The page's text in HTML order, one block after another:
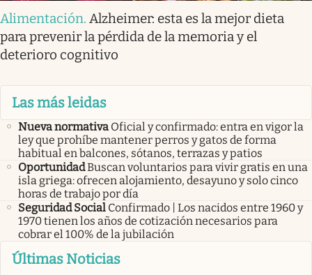
Alimentación. Alzheimer: esta es la mejor dieta
para prevenir la pérdida de la memoria y el
deterioro cognitivo
Las más leidas
Nueva normativa Oficial y confirmado: entra en vigor la
ley que prohíbe mantener perros y gatos de forma
habitual en balcones, sótanos, terrazas y patios
OportunidadBuscan voluntarios para vivir gratis en una
isla griega: ofrecen alojamiento, desayuno y solo cinco
horas de trabajo por día
Seguridad Social Confirmado | Los nacidos entre 1960 y
1970 tienen los años de cotización necesarios para
cobrar el 100% de la jubilación
Últimas Noticias